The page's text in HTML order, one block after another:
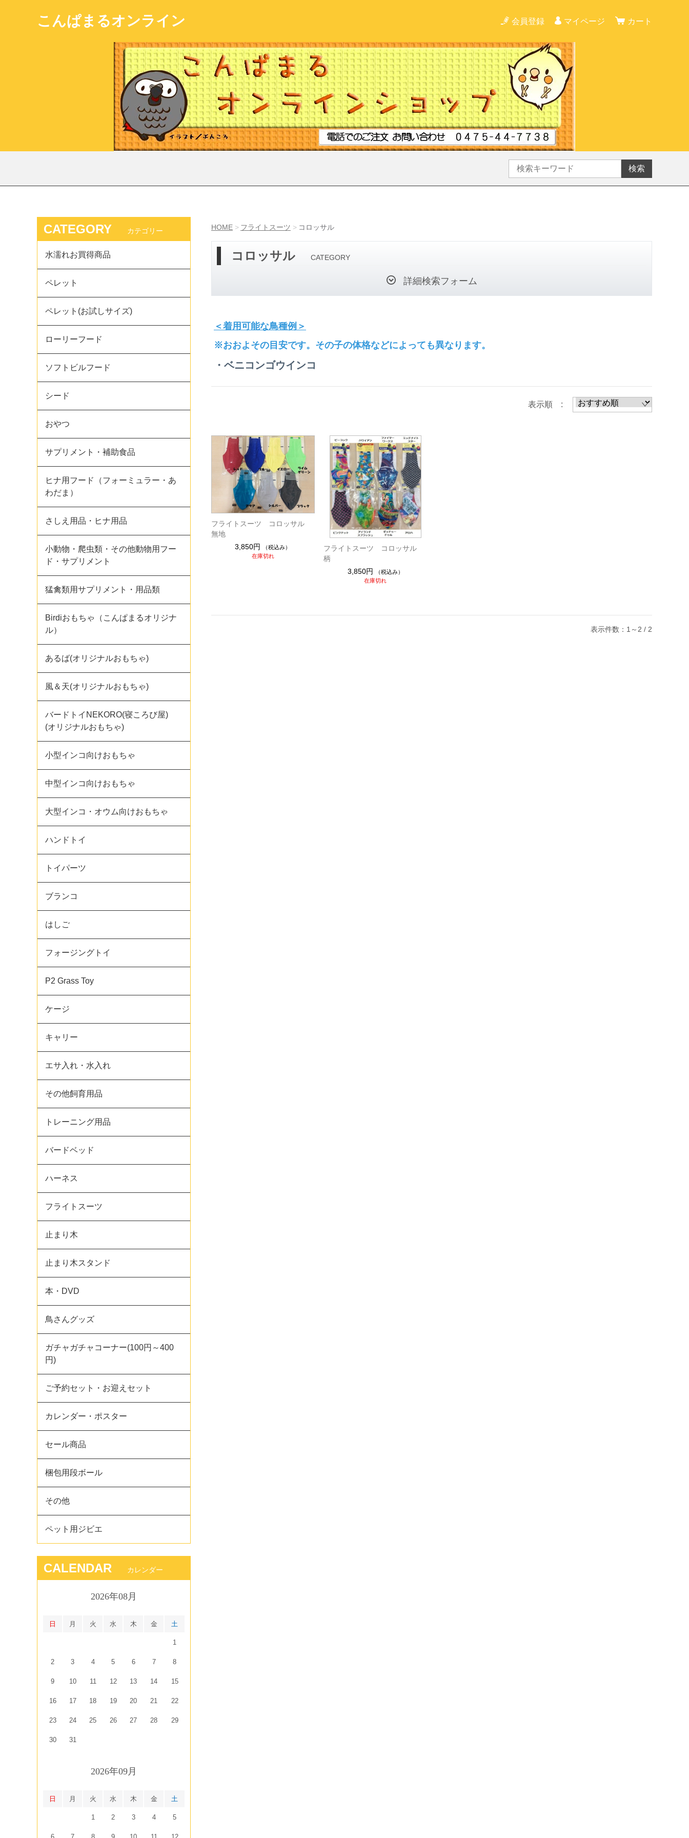
こんぱまるオンライン 会員登録 マイページ カート
検索
HOME フライトスーツ コロッサル
コロッサル CATEGORY
詳細検索フォーム
＜着用可能な鳥種例＞
※おおよその目安です。その子の体格などによっても異なります。
・ベニコンゴウインコ
表示順 :
フライトスーツ コロッサル
無地
3,850円
（税込み）
在庫切れ
フライトスーツ コロッサル
柄
3,850円
（税込み）
在庫切れ
表示件数：1～2 / 2
CATEGORY カテゴリー
水濡れお買得商品
ペレット
ペレット(お試しサイズ)
ローリーフード
ソフトビルフード
シード
おやつ
サプリメント・補助食品
ヒナ用フード（フォーミュラー・あ
わだま）
さしえ用品・ヒナ用品
小動物・爬虫類・その他動物用フー
ド・サプリメント
猛禽類用サプリメント・用品類
Birdiおもちゃ（こんぱまるオリジナ
ル）
あるば(オリジナルおもちゃ)
風＆天(オリジナルおもちゃ)
バードトイNEKORO(寝ころび屋)
(オリジナルおもちゃ)
小型インコ向けおもちゃ
中型インコ向けおもちゃ
大型インコ・オウム向けおもちゃ
ハンドトイ
トイパーツ
ブランコ
はしご
フォージングトイ
P2 Grass Toy
ケージ
キャリー
エサ入れ・水入れ
その他飼育用品
トレーニング用品
バードベッド
ハーネス
フライトスーツ
止まり木
止まり木スタンド
本・DVD
鳥さんグッズ
ガチャガチャコーナー(100円～400
円)
ご予約セット・お迎えセット
カレンダー・ポスター
セール商品
梱包用段ボール
その他
ペット用ジビエ
CALENDAR カレンダー
2026年08月
日 月 火 水 木 金 土
1
2 3 4 5 6 7 8
9 10 11 12 13 14 15
16 17 18 19 20 21 22
23 24 25 26 27 28 29
30 31
2026年09月
日 月 火 水 木 金 土
1 2 3 4 5